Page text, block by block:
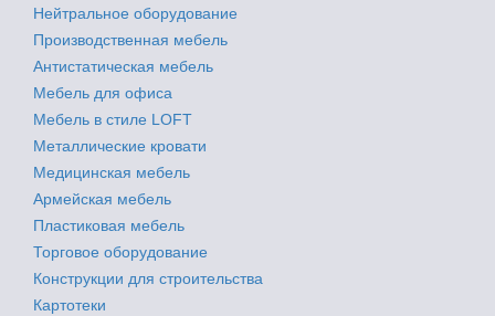
Нейтральное оборудование
Производственная мебель
Антистатическая мебель
Мебель для офиса
Мебель в стиле LOFT
Металлические кровати
Медицинская мебель
Армейская мебель
Пластиковая мебель
Торговое оборудование
Конструкции для строительства
Картотеки